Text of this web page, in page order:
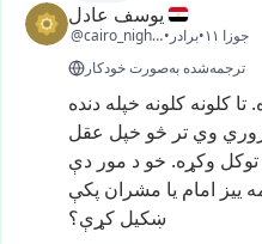
يوسف عادل
@cairo_nights51
• برادر•
۱۱ جوزا
ترجمه‌شده به‌صورت خودکار
تا کلونه کلونه خپله دنده
وي تر څو خپل عقل
توکل وکړه. خو د مور دې
ییز امام یا مشران پکې
ښکیل کړې؟